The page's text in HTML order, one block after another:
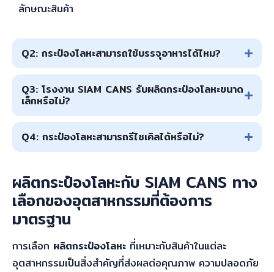
ลักษณะสินค้า
Q2: กระป๋องโลหะสามารถใช้บรรจุอาหารได้ไหม?
Q3: โรงงาน SIAM CANS รับผลิตกระป๋องโลหะขนาด
เล็กหรือไม่?
Q4: กระป๋องโลหะสามารถรีไซเคิลได้หรือไม่?
ผลิตกระป๋องโลหะกับ SIAM CANS ทาง
เลือกของอุตสาหกรรมที่ต้องการ
มาตรฐาน
การเลือก ผลิตกระป๋องโลหะ ที่เหมาะกับสินค้าในแต่ละ
อุตสาหกรรมเป็นสิ่งสำคัญที่ส่งผลต่อคุณภาพ ความปลอดภัย